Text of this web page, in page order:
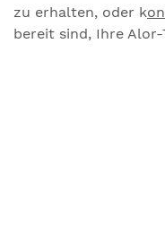
zu erhalten, oder k
bereit sind, Ihre